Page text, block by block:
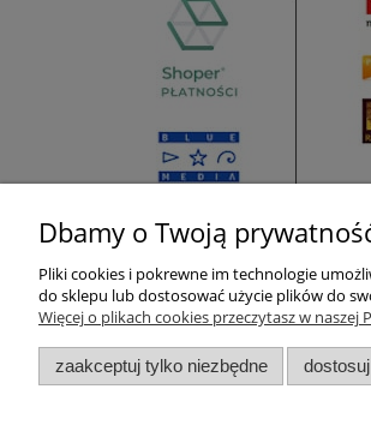
Pomoc
Pytania i odpowiedzi
Dbamy o Twoją
Pliki cookies i pokrewne im technologie
do sklepu lub dostosować użycie plików do
Więcej o plikach cookies przeczytasz w naszej
zaakceptuj tylko niezbędne